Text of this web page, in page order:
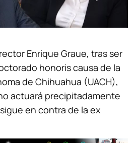
Enrique Graue, tras ser
honoris causa de la
de Chihuahua (UACH),
actuará precipitadamente
en contra de la ex